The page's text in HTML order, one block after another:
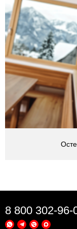
8 800 302-96-